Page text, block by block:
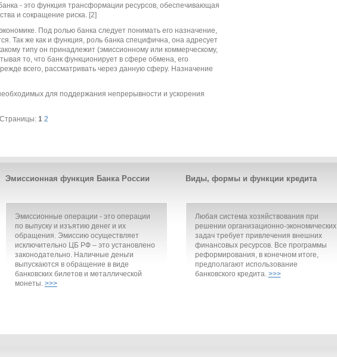
- это функция трансформации ресурсов, обеспечивающая
и сокращение риска. [2]
Под ролью банка следует понимать его назначение,
Так же как и функция, роль банка специфична, она адресует
типу он принадлежит (эмиссионному или коммерческому,
то, что банк функционирует в сфере обмена, его
всего, рассматривать через данную сферу. Назначение
для поддержания непрерывности и ускорения
Страницы: 1 2
Эмиссионная функция Банка России
Эмиссионные операции - это операции
по выпуску и изъятию денег и их
обращения. Эмиссию осуществляет
исключительно ЦБ РФ – это установлено
законодательно. Наличные деньги
выпускаются в обращение в виде
банковских билетов и металлической
монеты. >>>
Виды, формы и функции кредита
Любая система хозяйствования при
решении организационно-экономических
задач требует привлечения внешних
финансовых ресурсов. Все программы
реформирования, в конечном итоге,
предполагают использование
банковского кредита. >>>